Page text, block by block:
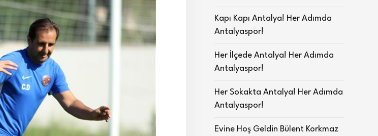
Kapı Kapı Antalya! Her Adımda
Antalyaspor!
Her İlçede Antalya! Her Adımda
Antalyaspor!
Her Sokakta Antalya! Her Adımda
Antalyaspor!
Evine Hoş Geldin Bülent Korkmaz